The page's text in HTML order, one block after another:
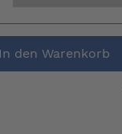
In den Warenkorb